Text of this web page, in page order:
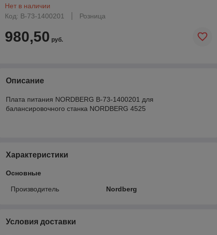
Нет в наличии
Код: B-73-1400201
Розница
980,50 руб.
Описание
Плата питания NORDBERG B-73-1400201 для
балансировочного станка NORDBERG 4525
Характеристики
Основные
Производитель Nordberg
Условия доставки